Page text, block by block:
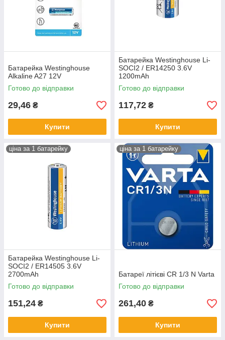
Батарейка Westinghouse
Alkaline A27 12V
Готово до відправки
29,46 ₴
Купити
Батарейка Westinghouse Li-
SOCI2 / ER14250 3.6V
1200mAh
Готово до відправки
117,72 ₴
Купити
ціна за 1 батарейку
Батарейка Westinghouse Li-
SOCI2 / ER14505 3.6V
2700mAh
Готово до відправки
151,24 ₴
Купити
ціна за 1 батарейку
Батареї літієві CR 1/3 N Varta
Готово до відправки
261,40 ₴
Купити